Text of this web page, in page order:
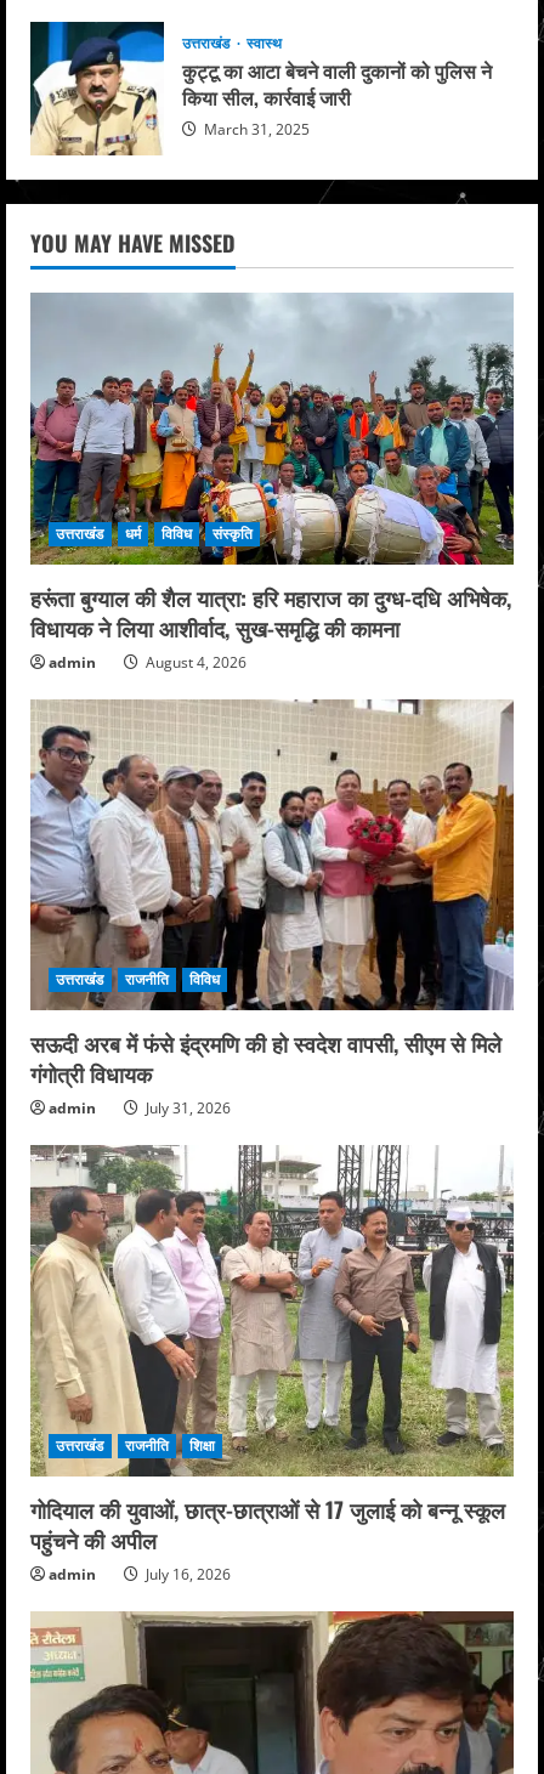
उत्तराखंड स्वास्थ
कुट्टू का आटा बेचने वाली दुकानों को पुलिस ने
किया सील, कार्रवाई जारी
March 31, 2025
YOU MAY HAVE MISSED
उत्तराखंड धर्म विविध संस्कृति
हरूंता बुग्याल की शैल यात्रा: हरि महाराज का दुग्ध-दधि अभिषेक,
विधायक ने लिया आशीर्वाद, सुख-समृद्धि की कामना
admin August 4, 2026
उत्तराखंड राजनीति विविध
सऊदी अरब में फंसे इंद्रमणि की हो स्वदेश वापसी, सीएम से मिले
गंगोत्री विधायक
admin July 31, 2026
उत्तराखंड राजनीति शिक्षा
गोदियाल की युवाओं, छात्र-छात्राओं से 17 जुलाई को बन्नू स्कूल
पहुंचने की अपील
admin July 16, 2026